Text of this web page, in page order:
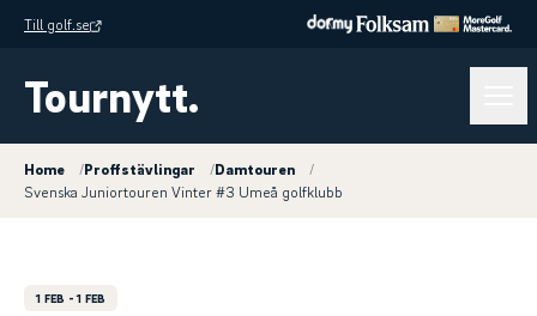
Till golf.se
Tournytt.
Home /Proffstävlingar /Damtouren
/
Svenska Juniortouren Vinter #3 Umeå golfklubb
1 FEB - 1 FEB